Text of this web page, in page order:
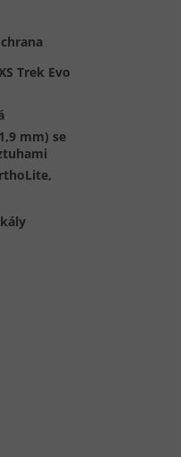
Trek Evo
mm) se